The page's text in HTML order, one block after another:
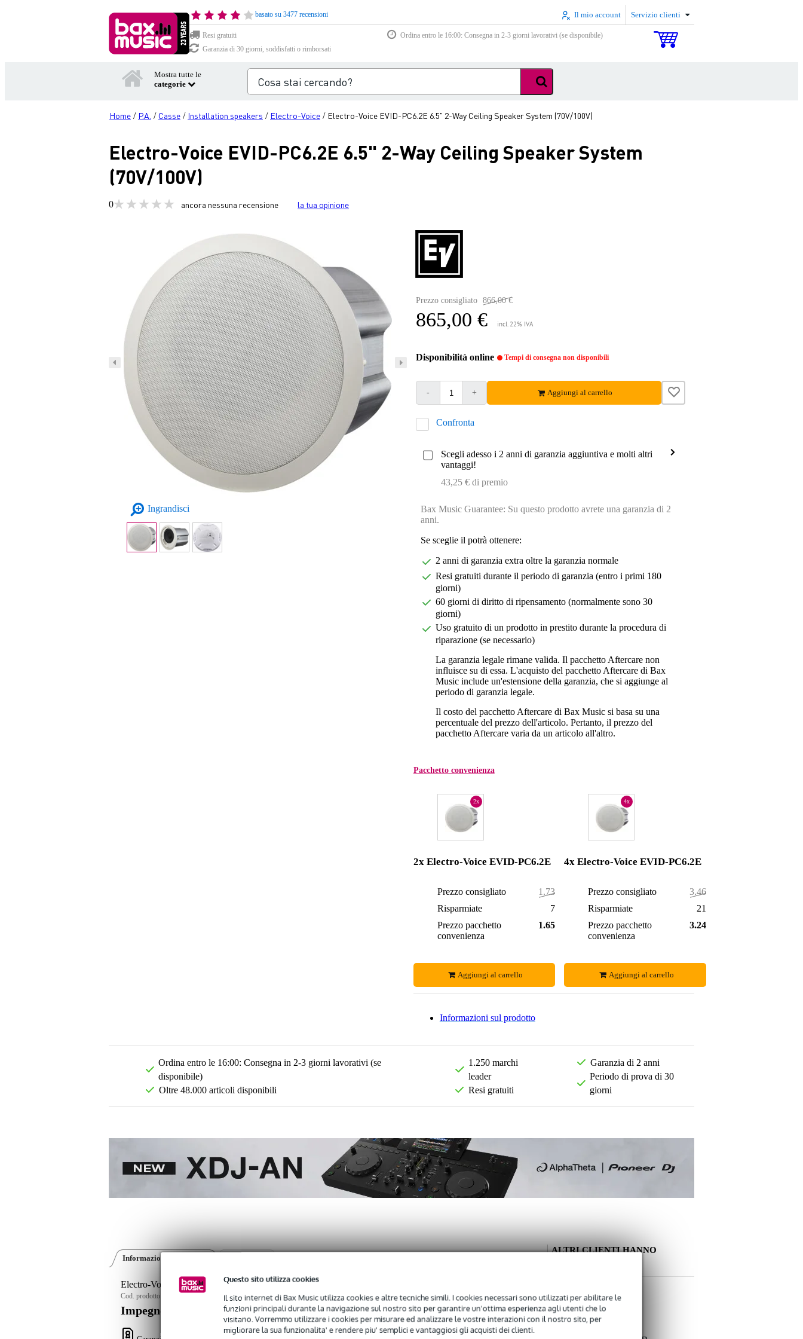
Questo sito utilizza cookies
Il sito internet di Bax Music utilizza cookies e altre tecniche simili. I cookies necessari sono utilizzati per abilitare le
funzioni principali durante la navigazione sul nostro sito per garantire un'ottima esperienza agli utenti che lo
visitano. Vorremmo utilizzare i cookies per misurare ed analizzare le vostre interazioni con il nostro sito, per
migliorare la sua funzionalita' e rendere piu' semplici e vantaggiosi gli acquisti dei clienti.
basato su 3477 recensioni Il mio account Servizio clienti
Resi gratuiti
Ordina entro le 16:00: Consegna in 2-3 giorni lavorativi (se disponibile)
Garanzia di 30 giorni, soddisfatti o rimborsati
Mostra tutte le
categorie
Home / P.A. / Casse / Installation speakers / Electro-Voice / Electro-Voice EVID-PC6.2E 6.5" 2-Way Ceiling Speaker System (70V/100V)
Electro-Voice EVID-PC6.2E 6.5" 2-Way Ceiling Speaker System
(70V/100V)
0 ancora nessuna recensione la tua opinione
Ingrandisci
Prezzo consigliato 866,00 €
865,00 € incl. 22% IVA
Disponibilità online Tempi di consegna non disponibili
- + Aggiungi al carrello
Confronta
Scegli adesso i 2 anni di garanzia aggiuntiva e molti altri
vantaggi!
43,25 € di premio
Bax Music Guarantee: Su questo prodotto avrete una garanzia di 2
anni.
Se sceglie il potrà ottenere:
2 anni di garanzia extra oltre la garanzia normale
Resi gratuiti durante il periodo di garanzia (entro i primi 180
giorni)
60 giorni di diritto di ripensamento (normalmente sono 30
giorni)
Uso gratuito di un prodotto in prestito durante la procedura di
riparazione (se necessario)
La garanzia legale rimane valida. Il pacchetto Aftercare non
influisce su di essa. L'acquisto del pacchetto Aftercare di Bax
Music include un'estensione della garanzia, che si aggiunge al
periodo di garanzia legale.
Il costo del pacchetto Aftercare di Bax Music si basa su una
percentuale del prezzo dell'articolo. Pertanto, il prezzo del
pacchetto Aftercare varia da un articolo all'altro.
Pacchetto convenienza
2x
2x Electro-Voice EVID-PC6.2E
Prezzo consigliato
1.730,00 €
Risparmiate
73,00 €
Prezzo pacchetto
convenienza
1.657,00 €
Aggiungi al carrello
4x
4x Electro-Voice EVID-PC6.2E
Prezzo consigliato
3.460,00 €
Risparmiate
218,00 €
Prezzo pacchetto
convenienza
3.242,00 €
Aggiungi al carrello
Informazioni sul prodotto
Ordina entro le 16:00: Consegna in 2-3 giorni lavorativi (se
disponibile)
Oltre 48.000 articoli disponibili
1.250 marchi
leader
Resi gratuiti
Garanzia di 2 anni
Periodo di prova di 30
giorni
Informazioni sul prodotto
Electro-Voice EVID-PC6.2E 6.5" 2-Way Ceiling Speaker System (70V/100V)
Cod. prodotto: 9000-0133-6550
Impegno di servizio
La tua opinione
Soprannome
Non ci sono ancora recensioni per questo prodotto.
ALTRI CLIENTI HANNO